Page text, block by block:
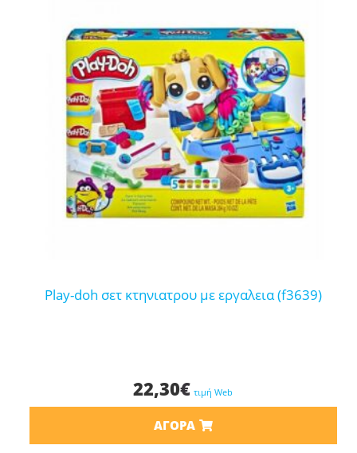
play-doh σετ κτηνιατρου με εργαλεια (f3639)
22,30€ τιμή Web
ΑΓΟΡΆ